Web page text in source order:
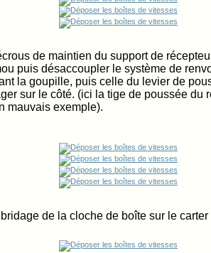
de maintien du support de
puis désaccoupler le système de
la goupille, puis celle du levier de
sur le côté. (ici la tige de poussée du
mauvais exemple).
de la cloche de boîte sur le